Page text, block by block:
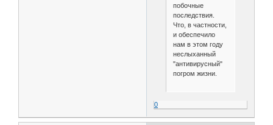
побочные
последствия.
Что, в частности,
и обеспечило
нам в этом году
неслыханный
"антивирусный"
погром жизни.
0